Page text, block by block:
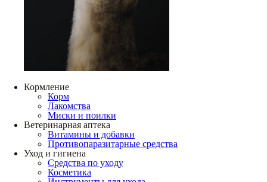
Кормление
Корм
Лакомства
Миски и поилки
Ветеринарная аптека
Витамины и добавки
Противопаразитарные средства
Уход и гигиена
Средства по уходу
Косметика